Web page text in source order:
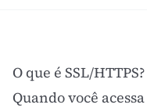
O que é SSL/HTTPS?
Quando você